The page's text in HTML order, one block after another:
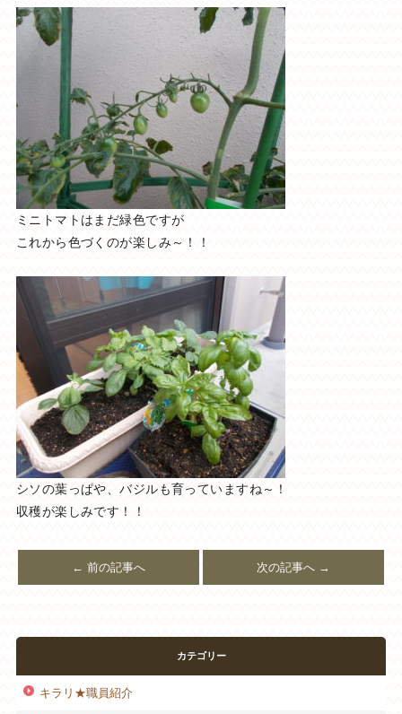
ミニトマトはまだ緑色ですが
これから色づくのが楽しみ～！！
シソの葉っぱや、バジルも育っていますね～！
収穫が楽しみです！！
← 前の記事へ 次の記事へ →
カテゴリー
キラリ★職員紹介